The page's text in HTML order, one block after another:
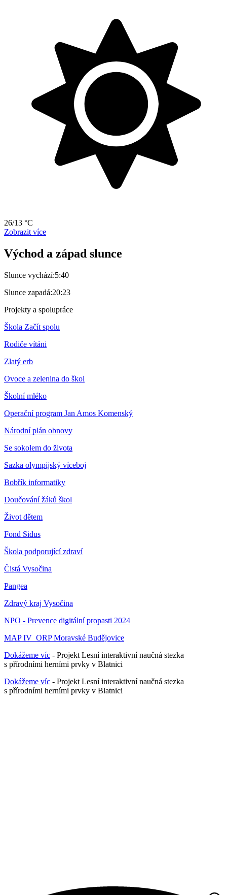
26/13 °C
Zobrazit více
Východ a západ slunce
Slunce vychází:5:40
Slunce zapadá:20:23
Projekty a spolupráce
Škola Začít spolu
Rodiče vítáni
Zlatý erb
Ovoce a zelenina do škol
Školní mléko
Operační program Jan Amos Komenský
Národní plán obnovy
Se sokolem do života
Sazka olympijský víceboj
Bobřík informatiky
Doučování žáků škol
Život dětem
Fond Sidus
Škola podporující zdraví
Čistá Vysočina
Pangea
Zdravý kraj Vysočina
NPO - Prevence digitální propasti 2024
MAP IV_ORP Moravské Budějovice
Dokážeme víc - Projekt Lesní interaktivní naučná stezka
s přírodními herními prvky v Blatnici
Dokážeme víc - Projekt Lesní interaktivní naučná stezka
s přírodními herními prvky v Blatnici